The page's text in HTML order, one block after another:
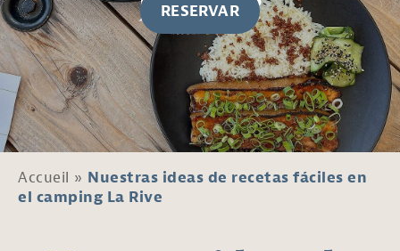
RESERVAR
Accueil » Nuestras ideas de recetas fáciles en
el camping La Rive